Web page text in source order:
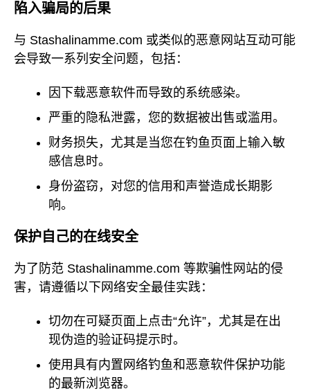
陷入骗局的后果
与 Stashalinamme.com 或类似的恶意网站互动可能
会导致一系列安全问题，包括：
因下载恶意软件而导致的系统感染。
严重的隐私泄露，您的数据被出售或滥用。
财务损失，尤其是当您在钓鱼页面上输入敏
感信息时。
身份盗窃，对您的信用和声誉造成长期影
响。
保护自己的在线安全
为了防范 Stashalinamme.com 等欺骗性网站的侵
害，请遵循以下网络安全最佳实践：
切勿在可疑页面上点击“允许”，尤其是在出
现伪造的验证码提示时。
使用具有内置网络钓鱼和恶意软件保护功能
的最新浏览器。